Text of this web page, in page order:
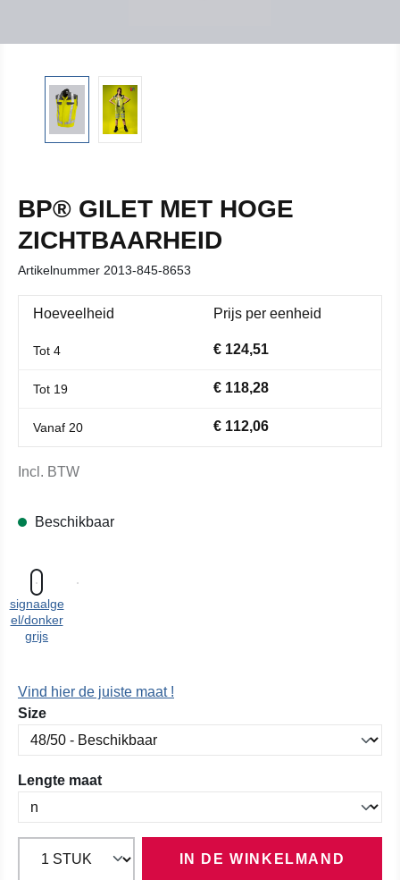
BP® GILET MET HOGE
ZICHTBAARHEID
Artikelnummer 2013-845-8653
Hoeveelheid Prijs per eenheid
Tot 4 € 124,51
Tot 19 € 118,28
Vanaf 20 € 112,06
Incl. BTW
Beschikbaar
signaalge
el/donker
grijs
Vind hier de juiste maat !
Selecteer
Size
Selecteer
Lengte maat
IN DE WINKELMAND